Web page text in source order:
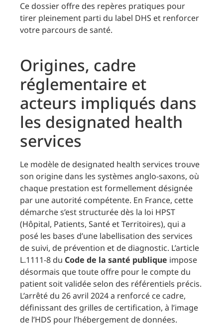
Ce dossier offre des repères pratiques pour
tirer pleinement parti du label DHS et renforcer
votre parcours de santé.
Origines, cadre
réglementaire et
acteurs impliqués dans
les designated health
services
Le modèle de designated health services trouve
son origine dans les systèmes anglo-saxons, où
chaque prestation est formellement désignée
par une autorité compétente. En France, cette
démarche s’est structurée dès la loi HPST
(Hôpital, Patients, Santé et Territoires), qui a
posé les bases d’une labellisation des services
de suivi, de prévention et de diagnostic. L’article
L.1111-8 du Code de la santé publique impose
désormais que toute offre pour le compte du
patient soit validée selon des référentiels précis.
L’arrêté du 26 avril 2024 a renforcé ce cadre,
définissant des grilles de certification, à l’image
de l’HDS pour l’hébergement de données.